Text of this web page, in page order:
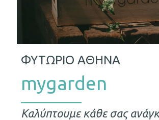
ΦΥΤΩΡΙΟ ΑΘΗΝΑ
mygarden
Καλύπτουμε κάθε σας